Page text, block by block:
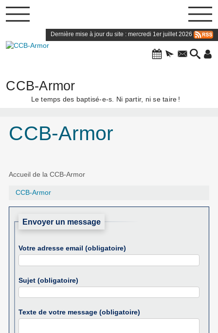
Dernière mise à jour du site : mercredi 1er juillet 2026
CCB-Armor
Le temps des baptisé-e-s. Ni partir, ni se taire !
CCB-Armor
Accueil de la CCB-Armor
CCB-Armor
Envoyer un message
Votre adresse email (obligatoire)
Sujet (obligatoire)
Texte de votre message (obligatoire)